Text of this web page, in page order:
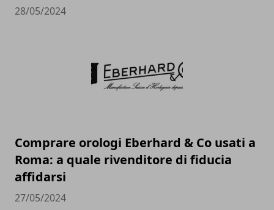
28/05/2024
Comprare orologi Eberhard & Co usati a
Roma: a quale rivenditore di fiducia
affidarsi
27/05/2024